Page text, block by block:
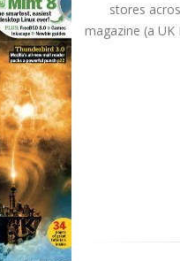
stores
magazine (a UK